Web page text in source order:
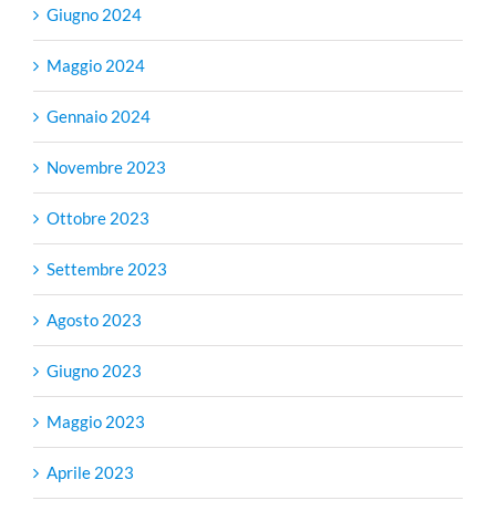
Giugno 2024
Maggio 2024
Gennaio 2024
Novembre 2023
Ottobre 2023
Settembre 2023
Agosto 2023
Giugno 2023
Maggio 2023
Aprile 2023